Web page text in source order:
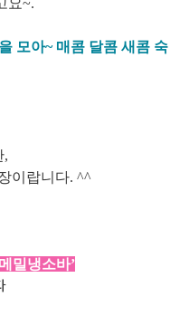
모아~ 매콤 달콤 새콤 숙
,
이랍니다. ^^
밀냉소바’